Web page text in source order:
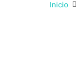
Inicio